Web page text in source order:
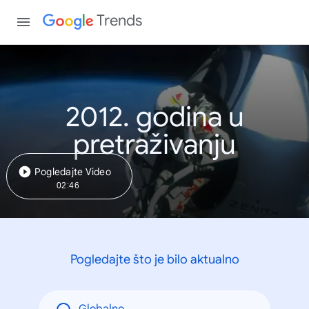
Trends
2012. godina u
pretraživanju
Pogledajte Video
02:46
Pogledajte što je bilo aktualno